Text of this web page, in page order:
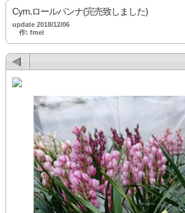
Cym.ロールパンナ(完売致しました)
update 2018/12/06
作: fmel